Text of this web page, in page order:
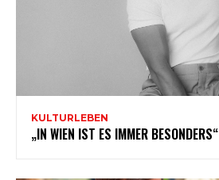
KULTURLEBEN
„IN WIEN IST ES IMMER BESONDERS“